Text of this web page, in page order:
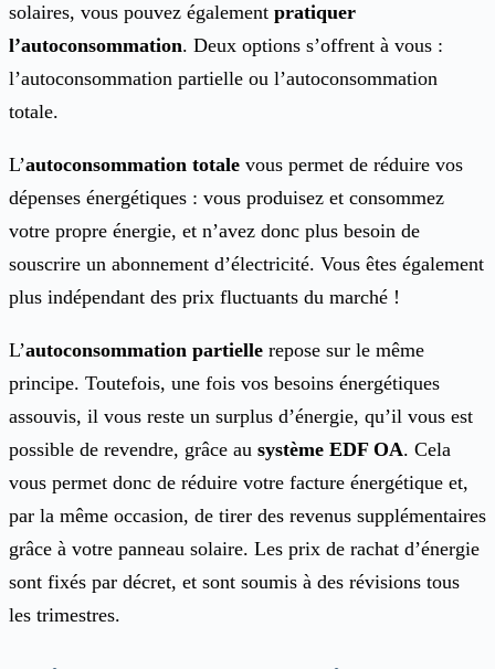
solaires, vous pouvez également pratiquer
l’autoconsommation. Deux options s’offrent à vous :
l’autoconsommation partielle ou l’autoconsommation
totale.
L’autoconsommation totale vous permet de réduire vos
dépenses énergétiques : vous produisez et consommez
votre propre énergie, et n’avez donc plus besoin de
souscrire un abonnement d’électricité. Vous êtes également
plus indépendant des prix fluctuants du marché !
L’autoconsommation partielle repose sur le même
principe. Toutefois, une fois vos besoins énergétiques
assouvis, il vous reste un surplus d’énergie, qu’il vous est
possible de revendre, grâce au système EDF OA. Cela
vous permet donc de réduire votre facture énergétique et,
par la même occasion, de tirer des revenus supplémentaires
grâce à votre panneau solaire. Les prix de rachat d’énergie
sont fixés par décret, et sont soumis à des révisions tous
les trimestres.